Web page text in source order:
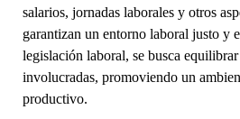
salarios, jornadas laborales y otros
garantizan un entorno laboral justo y
legislación laboral, se busca
involucradas, promoviendo un
productivo.